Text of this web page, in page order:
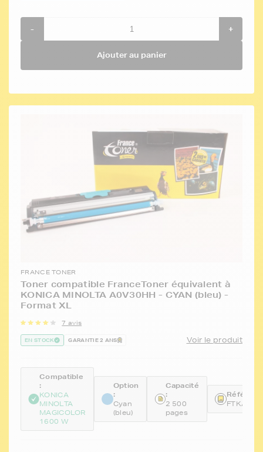
- +
Ajouter au panier
FRANCE TONER
Toner compatible FranceToner équivalent à
KONICA MINOLTA A0V30HH - CYAN (bleu) -
Format XL
7 avis
EN STOCK GARANTIE 2 ANS Voir le produit
Compatible
:
KONICA
MINOLTA
MAGICOLOR
1600 W
Option
:
Cyan
(bleu)
Capacité
:
2 500
pages